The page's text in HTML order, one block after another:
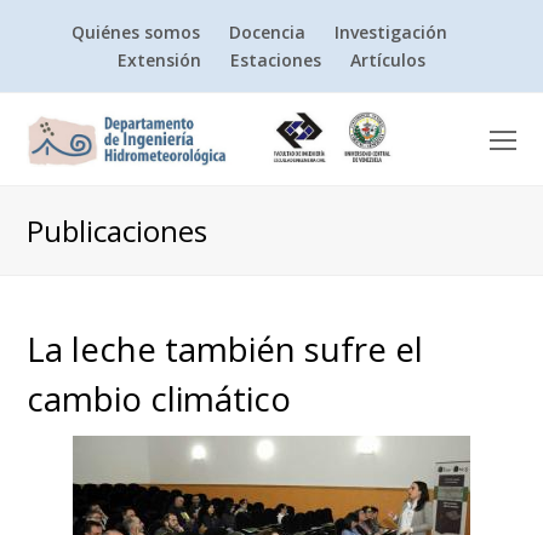
Quiénes somos Docencia
Investigación
Extensión
Estaciones Artículos
Publicaciones
La leche también sufre el
cambio climático